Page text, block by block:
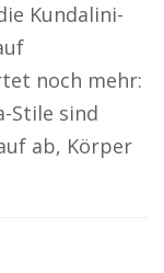
Kundalini-
noch mehr:
Stile sind
ab, Körper